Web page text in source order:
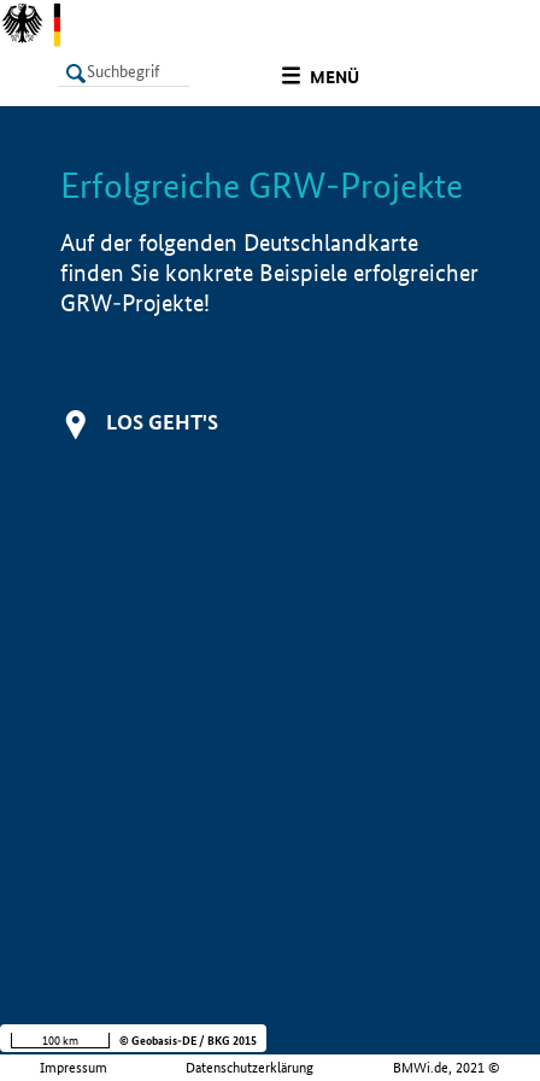
MENÜ
LISTE Info
Erfolgreiche GRW-Projekte
Auf der folgenden Deutschlandkarte
finden Sie konkrete Beispiele erfolgreicher
GRW-Projekte!
LOS GEHT'S
Impressum Datenschutzerklärung BMWi.de, 2021 ©
100 km © Geobasis-DE / BKG 2015